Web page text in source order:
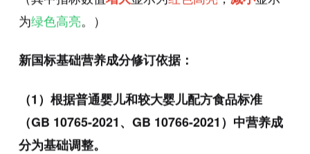
为绿色高亮。）
新国标基础营养成分修订依据：
（1）根据普通婴儿和较大婴儿配方食品标准
（GB 10765-2021、GB 10766-2021）中营养成
分为基础调整。